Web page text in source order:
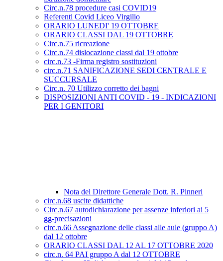
Circ.n.78 procedure casi COVID19
Referenti Covid Liceo Virgilio
ORARIO LUNEDI' 19 OTTOBRE
ORARIO CLASSI DAL 19 OTTOBRE
Circ.n.75 ricreazione
Circ.n.74 dislocazione classi dal 19 ottobre
circ.n.73 -Firma registro sostituzioni
circ.n.71 SANIFICAZIONE SEDI CENTRALE E
SUCCURSALE
Circ.n. 70 Utilizzo corretto dei bagni
DISPOSIZIONI ANTI COVID - 19 - INDICAZIONI
PER I GENITORI
Nota del Direttore Generale Dott. R. Pinneri
circ.n.68 uscite didattiche
Circ.n.67 autodichiarazione per assenze inferiori ai 5
gg-precisazioni
circ.n.66 Assegnazione delle classi alle aule (gruppo A)
dal 12 ottobre
ORARIO CLASSI DAL 12 AL 17 OTTOBRE 2020
circ.n. 64 PAI gruppo A dal 12 OTTOBRE